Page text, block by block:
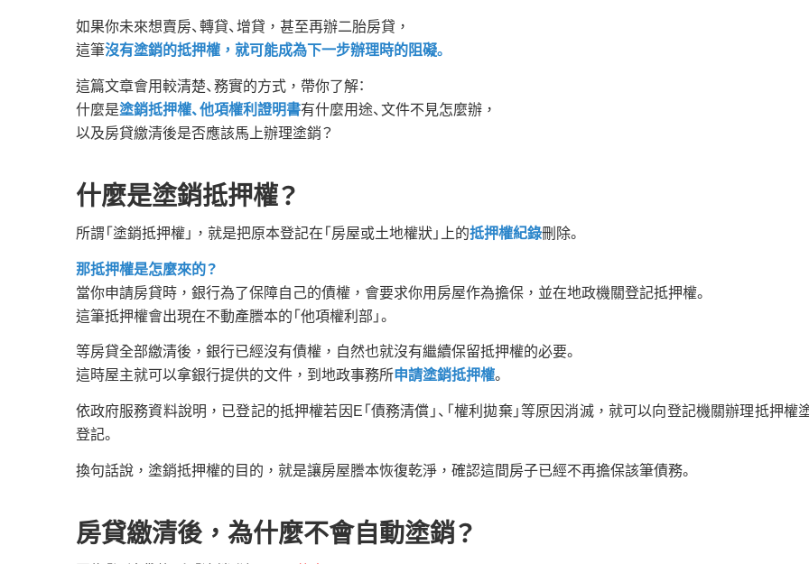
如果你未來想賣房、轉貸、增貸，甚至再辦二胎房貸，
這筆沒有塗銷的抵押權，就可能成為下一步辦理時的阻礙。
這篇文章會用較清楚、務實的方式，帶你了解：
什麼是塗銷抵押權、他項權利證明書有什麼用途、文件不見怎麼辦，
以及房貸繳清後是否應該馬上辦理塗銷？
什麼是塗銷抵押權？
所謂「塗銷抵押權」，就是把原本登記在「房屋或土地權狀」上的抵押權紀錄刪除。
那抵押權是怎麼來的？
當你申請房貸時，銀行為了保障自己的債權，會要求你用房屋作為擔保，並在地政機關登記抵押權。
這筆抵押權會出現在不動產謄本的「他項權利部」。
等房貸全部繳清後，銀行已經沒有債權，自然也就沒有繼續保留抵押權的必要。
這時屋主就可以拿銀行提供的文件，到地政事務所申請塗銷抵押權。
依政府服務資料說明，已登記的抵押權若因E「債務清償」、「權利拋棄」等原因消滅，就可以向登記機關辦理抵押權
登記。
換句話說，塗銷抵押權的目的，就是讓房屋謄本恢復乾淨，確認這間房子已經不再擔保該筆債務。
房貸繳清後，為什麼不會自動塗銷？